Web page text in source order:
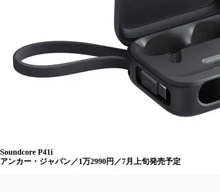
Soundcore P41i
アンカー・ジャパン／1万2990円／7月上旬発売予定